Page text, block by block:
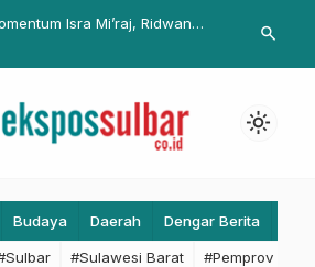
Kamil Imbau Warga
Jawab
Sulbar Jadi
search
light_mode
Budaya Daerah Dengar Berita
#Sulawesi Barat #Pemprov